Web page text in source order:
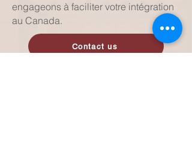
engageons à faciliter votre intégration
au Canada.
Contact us